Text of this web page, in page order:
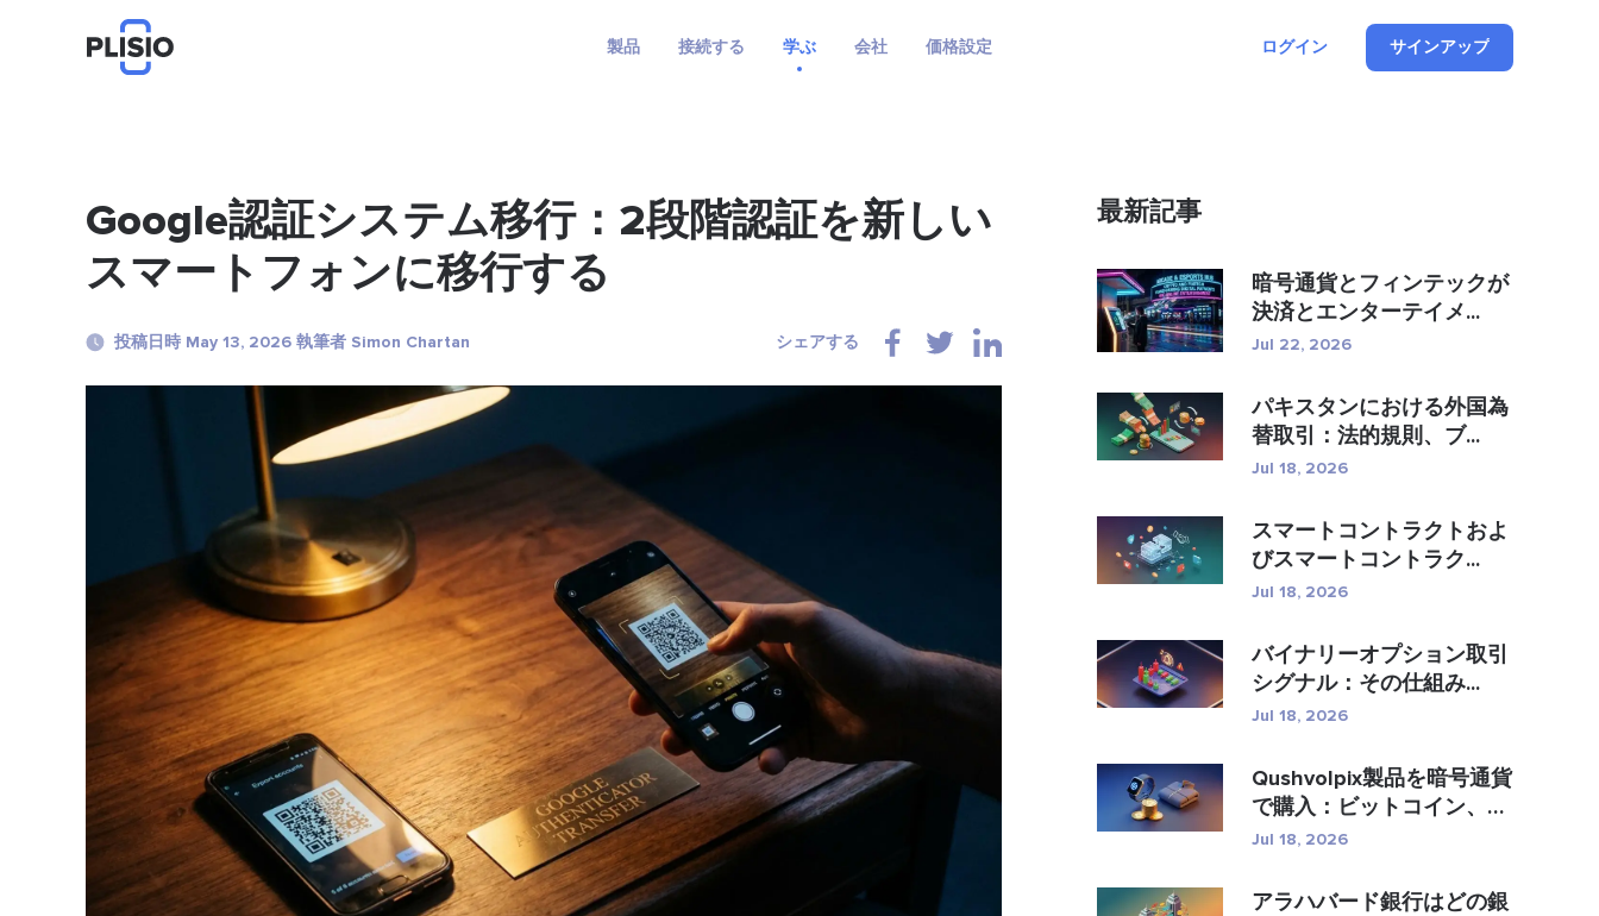
製品 接続する 学ぶ 会社 価格設定 ログイン サインアップ
Google認証システム移行：2段階認証を新しい
スマートフォンに移行する
投稿日時 May 13, 2026 執筆者 Simon Chartan シェアする
最新記事
暗号通貨とフィンテックが
決済とエンターテイメ...
Jul 22, 2026
パキスタンにおける外国為
替取引：法的規則、ブ...
Jul 18, 2026
スマートコントラクトおよ
びスマートコントラク...
Jul 18, 2026
バイナリーオプション取引
シグナル：その仕組み...
Jul 18, 2026
Qushvolpix製品を暗号通貨
で購入：ビットコイン、
�...
Jul 18, 2026
アラハバード銀行はどの銀